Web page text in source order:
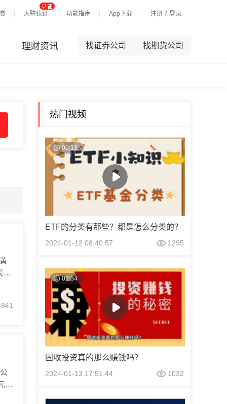
入驻认证 功能指南 App下载 注册 / 登录
理财资讯 找证券公司 找期货公司
。
基
热门视频
00:13
ETF的分类有那些？都是怎么分类的？
2024-01-12 08:40:57 1295
02:34
固收投资真的那么赚钱吗？
2024-01-13 17:51:44 1032